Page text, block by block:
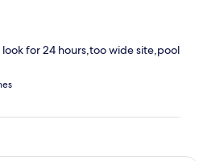
for 24 hours,too wide site,pool